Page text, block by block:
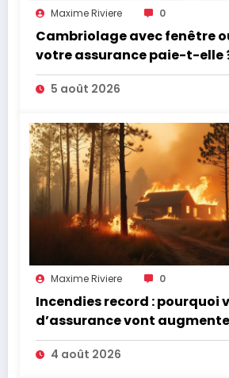
Maxime Riviere 0
Cambriolage avec fenêtre
votre assurance paie-t-elle
5 août 2026
Maxime Riviere 0
Incendies record : pourquoi
d’assurance vont
4 août 2026